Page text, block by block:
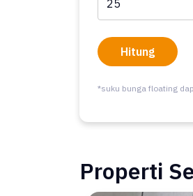
Hitung
*suku bunga floating
Properti